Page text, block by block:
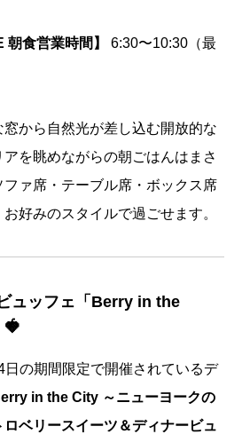
食営業時間】
6:30〜10:30（最
から自然光が差し込む開放的な
を眺めながらの朝ごはんはまさ
ァ席・テーブル席・ボックス席
好みのスタイルで過ごせます。
ュッフェ「Berry in the
🍓
の期間限定で開催されているデ
in the City ～ニューヨークの
ベリースイーツ＆ディナービュ